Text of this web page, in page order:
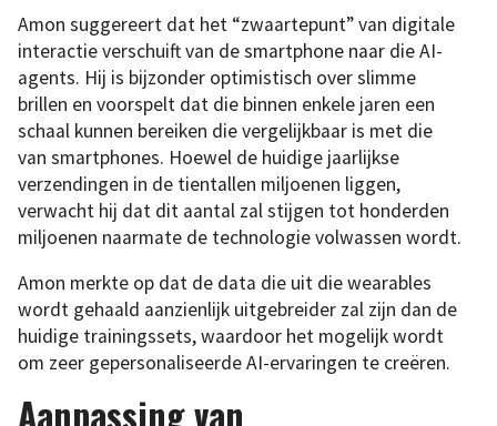
Amon suggereert dat het “zwaartepunt” van digitale
interactie verschuift van de smartphone naar die AI-
agents. Hij is bijzonder optimistisch over slimme
brillen en voorspelt dat die binnen enkele jaren een
schaal kunnen bereiken die vergelijkbaar is met die
van smartphones. Hoewel de huidige jaarlijkse
verzendingen in de tientallen miljoenen liggen,
verwacht hij dat dit aantal zal stijgen tot honderden
miljoenen naarmate de technologie volwassen wordt.
Amon merkte op dat de data die uit die wearables
wordt gehaald aanzienlijk uitgebreider zal zijn dan de
huidige trainingssets, waardoor het mogelijk wordt
om zeer gepersonaliseerde AI-ervaringen te creëren.
Aanpassing van